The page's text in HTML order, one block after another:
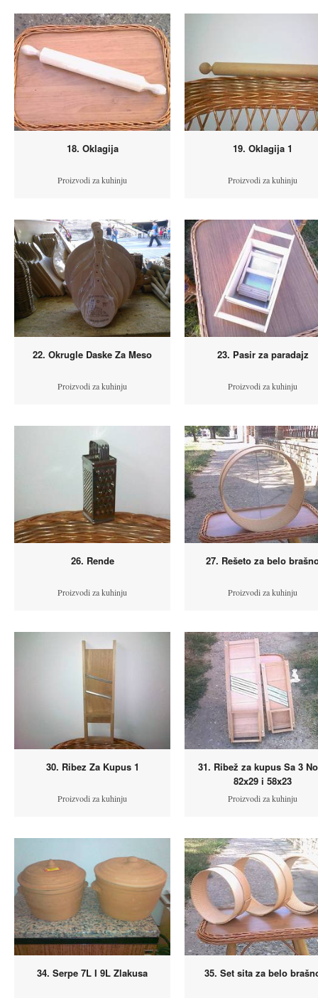
18. Oklagija
Proizvodi za kuhinju
19. Oklagija 1
Proizvodi za kuhinju
22. Okrugle Daske Za Meso
Proizvodi za kuhinju
23. Pasir za paradajz
Proizvodi za kuhinju
26. Rende
Proizvodi za kuhinju
27. Rešeto za belo
Proizvodi za kuhinju
30. Ribez Za Kupus 1
Proizvodi za kuhinju
31. Ribež za kupus Sa 3
82x29 i 58x23
Proizvodi za kuhinju
34. Serpe 7L I 9L Zlakusa 35. Set sita za belo